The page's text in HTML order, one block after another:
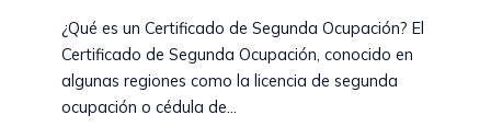
¿Qué es un Certificado de Segunda Ocupación? El
Certificado de Segunda Ocupación, conocido en
algunas regiones como la licencia de segunda
ocupación o cédula de…